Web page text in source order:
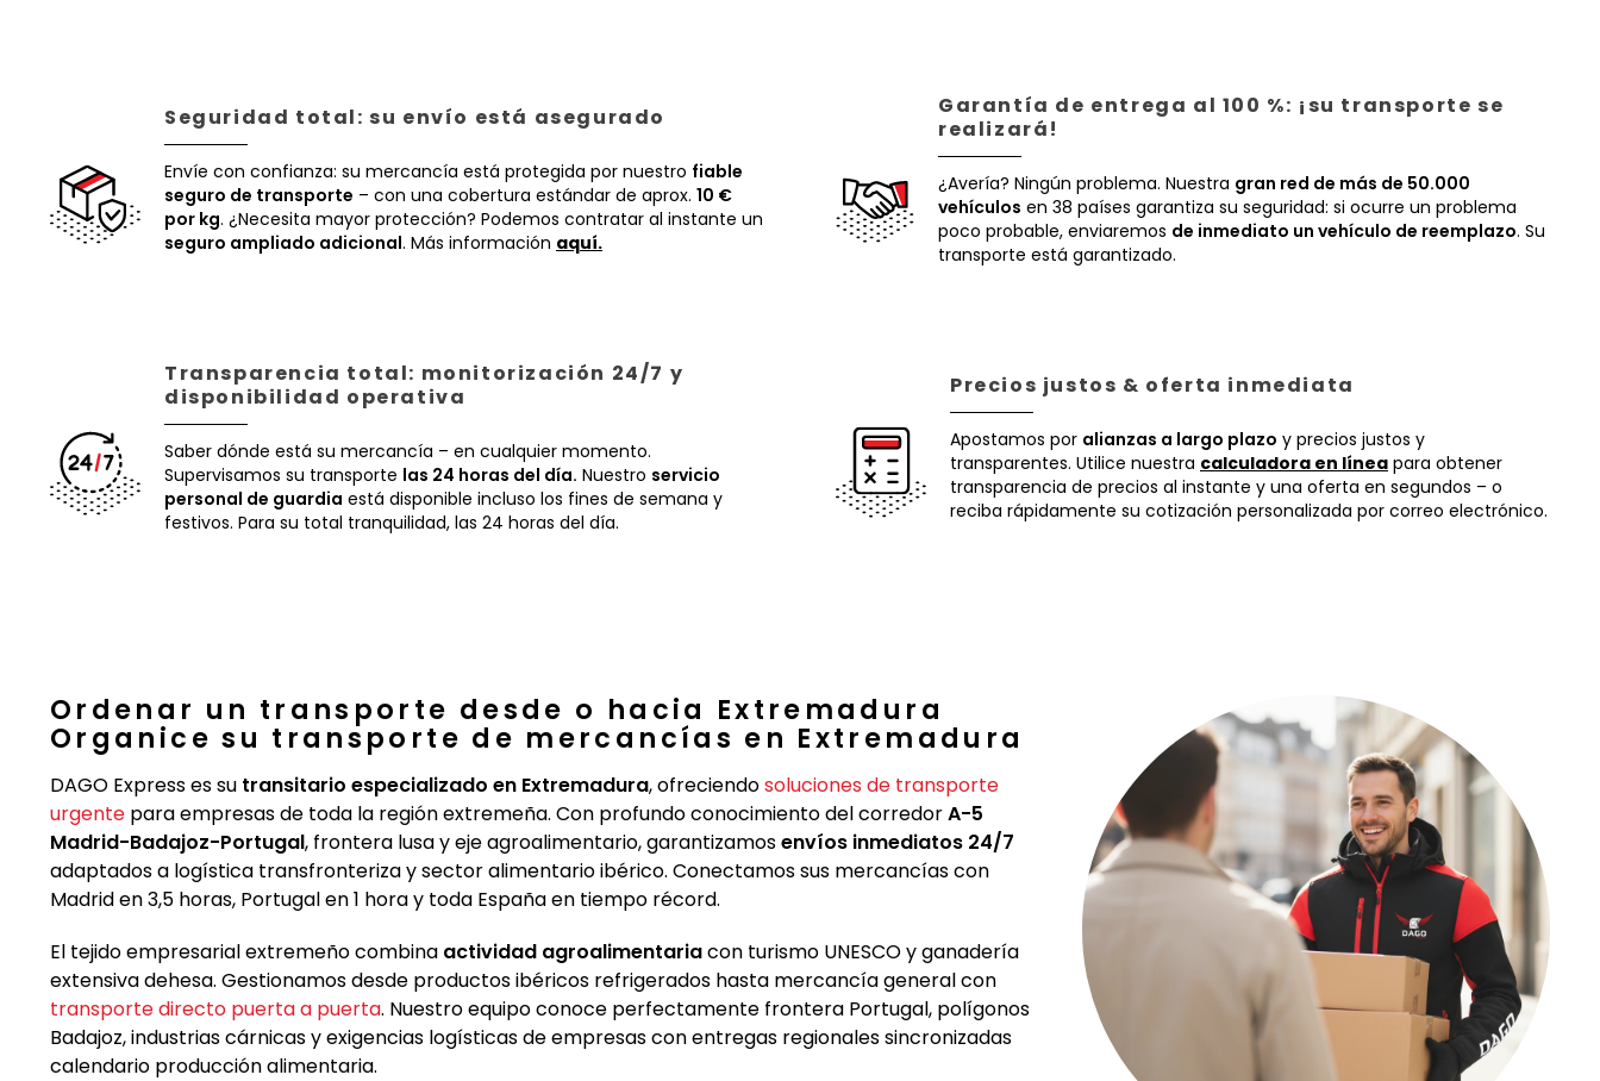
Seguridad total: su envío está asegurado
Envíe con confianza: su mercancía está protegida por nuestro fiable
seguro de transporte – con una cobertura estándar de aprox. 10 €
por kg. ¿Necesita mayor protección? Podemos contratar al instante un
seguro ampliado adicional. Más información aquí.
Garantía de entrega al 100 %: ¡su transporte se
realizará!
¿Avería? Ningún problema. Nuestra gran red de más de 50.000
vehículos en 38 países garantiza su seguridad: si ocurre un problema
poco probable, enviaremos de inmediato un vehículo de reemplazo. Su
transporte está garantizado.
Transparencia total: monitorización 24/7 y
disponibilidad operativa
Saber dónde está su mercancía – en cualquier momento.
Supervisamos su transporte las 24 horas del día. Nuestro servicio
personal de guardia está disponible incluso los fines de semana y
festivos. Para su total tranquilidad, las 24 horas del día.
Precios justos & oferta inmediata
Apostamos por alianzas a largo plazo y precios justos y
transparentes. Utilice nuestra calculadora en línea para obtener
transparencia de precios al instante y una oferta en segundos – o
reciba rápidamente su cotización personalizada por correo electrónico.
Ordenar un transporte desde o hacia Extremadura
Organice su transporte de mercancías en Extremadura
DAGO Express es su transitario especializado en Extremadura, ofreciendosoluciones de transporte
urgente para empresas de toda la región extremeña. Con profundo conocimiento del corredorA-5
Madrid-Badajoz-Portugal, frontera lusa y eje agroalimentario, garantizamosenvíos inmediatos 24/7
adaptados a logística transfronteriza y sector alimentario ibérico. Conectamos sus mercancías con
Madrid en 3,5 horas, Portugal en 1 hora y toda España en tiempo récord.
El tejido empresarial extremeño combina actividad agroalimentariacon turismo UNESCO y ganadería
extensiva dehesa. Gestionamos desde productos ibéricos refrigerados hasta mercancía general con
transporte directo puerta a puerta. Nuestro equipo conoce perfectamente frontera Portugal, polígonos
Badajoz, industrias cárnicas y exigencias logísticas de empresas con entregas regionales sincronizadas
calendario producción alimentaria.